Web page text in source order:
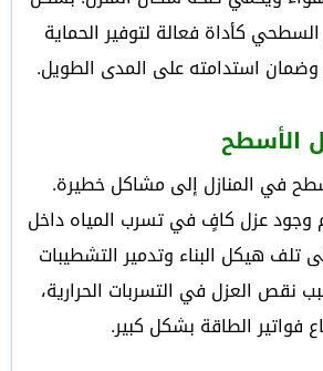
السطحي كأداة فعالة لتوفير الحماية
وضمان استدامته على المدى الطويل.
الأسطح
في المنازل إلى مشاكل خطيرة.
عزل كافٍ في تسرب المياه داخل
تلف هيكل البناء وتدمير التشطيبات
نقص العزل في التسربات الحرارية،
فواتير الطاقة بشكل كبير.